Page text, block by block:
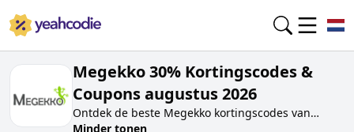
Megekko 30% Kortingscodes &
Coupons augustus 2026
Ontdek de beste Megekko kortingscodes van
vandaag vooraugustus 2026
Minder tonen